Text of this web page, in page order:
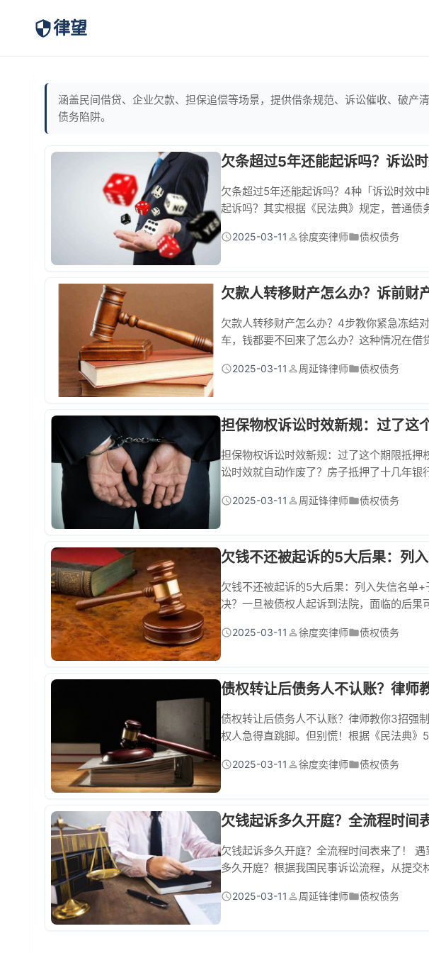
律望
涵盖民间借贷、企业欠款、担保追偿等场景，提供借条规范、诉讼催收、破产
债务陷阱。
欠条超过5年还能起诉吗？诉讼
欠条超过5年还能起诉吗？4种「诉讼时效
起诉吗？其实根据《民法典》规定，普通
追回！ 一、法律认可的4种「时效中断证据
2025-03-11 徐度奕律师 债权债务
欠款人转移财产怎么办？诉前财
欠款人转移财产怎么办？4步教你紧急冻结
车，钱都要不回来了怎么办？这种情况在
当债务人出现低价卖房、突然离婚、频繁转
2025-03-11 周延锋律师 债权债务
担保物权诉讼时效新规：过了这
担保物权诉讼时效新规：过了这个期限抵
讼时效就自动作废了？房子抵押了十几年
有效"到"跟着主债权跑" 过去《物权法》第
2025-03-11 周延锋律师 债权债务
欠钱不还被起诉的5大后果：列
欠钱不还被起诉的5大后果：列入失信名单
决？一旦被债权人起诉到法院，面临的后
步难行 法院判决后仍不还钱，直接上“老赖
2025-03-11 徐度奕律师 债权债务
债权转让后债务人不认账？律师
债权转让后债务人不认账？律师教你3招强
权人急得直跳脚。但别慌！根据《民法典
搞懂这些"杀手锏" 杭州某建材公司债权转让
2025-03-11 徐度奕律师 债权债务
欠钱起诉多久开庭？全流程时间
欠钱起诉多久开庭？全流程时间表来了！
多久开庭？根据我国民事诉讼流程，从提
点 节点1：材料准备（1-7天） 收集借条、
2025-03-11 周延锋律师 债权债务